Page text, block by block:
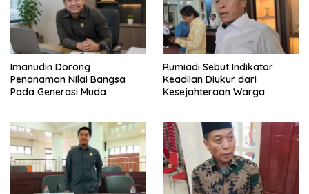
Imanudin Dorong
Penanaman Nilai Bangsa
Pada Generasi Muda
Rumiadi Sebut Indikator
Keadilan Diukur dari
Kesejahteraan Warga